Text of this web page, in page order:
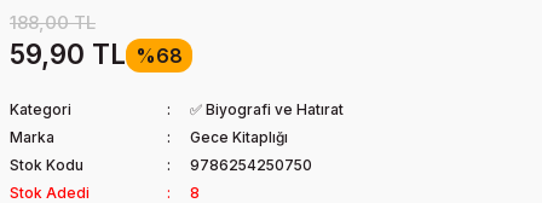
188,00 TL
59,90 TL %68
Kategori
✅ Biyografi ve Hatırat
Marka
Gece Kitaplığı
Stok Kodu
9786254250750
Stok Adedi
8